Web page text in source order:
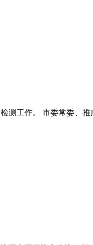
测工作。 市委常委、